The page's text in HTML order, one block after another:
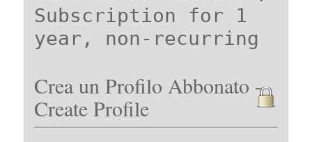
Subscription for 1
year, non-recurring
Crea un Profilo Abbonato -
Create Profile